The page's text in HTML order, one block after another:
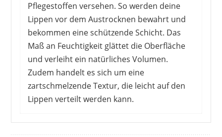
Pflegestoffen versehen. So werden deine
Lippen vor dem Austrocknen bewahrt und
bekommen eine schützende Schicht. Das
Maß an Feuchtigkeit glättet die Oberfläche
und verleiht ein natürliches Volumen.
Zudem handelt es sich um eine
zartschmelzende Textur, die leicht auf den
Lippen verteilt werden kann.
Viele Kunden sind von der Farbe begeistert,
dem süßlichen Duft und natürlich der